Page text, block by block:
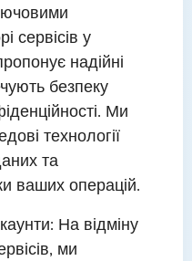
сервісів у
надійні
безпеку
Ми
технології
та
ваших операцій.
На відміну
ми